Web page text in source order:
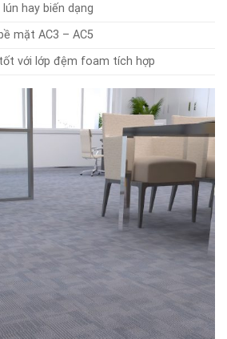
hay biến dạng
mặt AC3 – AC5
với lớp đệm foam tích hợp